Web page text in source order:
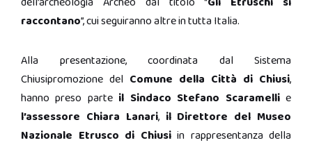
raccontano”, cui seguiranno altre in tutta Italia.
Alla presentazione, coordinata dal Sistema
Chiusipromozione del Comune della Città di Chiusi,
hanno preso parte il Sindaco Stefano Scaramellie
l’assessore Chiara Lanari, il Direttore del Museo
Nazionale Etrusco di Chiusiin rappresentanza della